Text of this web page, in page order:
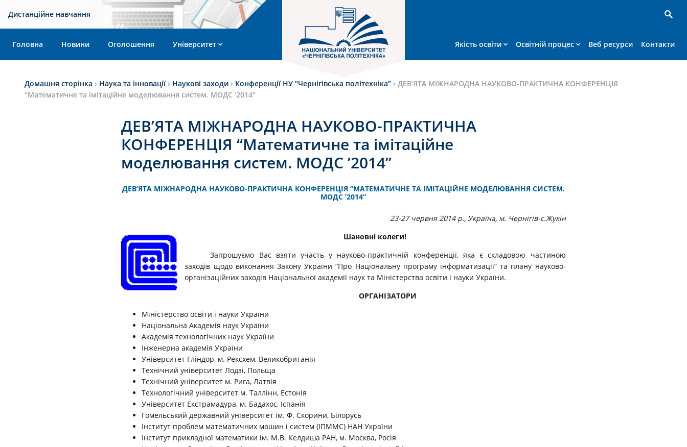
Дистанційне навчання
Головна Новини Оголошення Університет Якість освіти Освітній процес Веб ресурси Контакти
Домашня сторінка › Наука та інновації › Наукові заходи › Конференції НУ “Чернігівська політехніка” › ДЕВ’ЯТА МІЖНАРОДНА НАУКОВО-ПРАКТИЧНА КОНФЕРЕНЦІЯ
“Математичне та імітаційне моделювання систем. МОДС ’2014”
ДЕВ’ЯТА МІЖНАРОДНА НАУКОВО-ПРАКТИЧНА
КОНФЕРЕНЦІЯ “Математичне та імітаційне
моделювання систем. МОДС ’2014”
ДЕВ’ЯТА МІЖНАРОДНА НАУКОВО-ПРАКТИЧНА КОНФЕРЕНЦІЯ “МАТЕМАТИЧНЕ ТА ІМІТАЦІЙНЕ МОДЕЛЮВАННЯ СИСТЕМ.
МОДС ’2014”
23-27 червня 2014 р., Україна, м. Чернігів-с.Жукін
Шановні колеги!
Запрошуємо Вас взяти участь у науково-практичній конференції, яка є складовою частиною
заходів щодо виконання Закону України “Про Національну програму інформатизації” та плану науково-
організаційних заходів Національної академії наук та Міністерства освіти і науки України.
ОРГАНІЗАТОРИ
Міністерство освіти і науки України
Національна Академія наук України
Академія технологічних наук України
Інженерна академія України
Університет Гліндор, м. Рексхем, Великобританія
Технічний університет Лодзі, Польща
Технічний університет м. Рига, Латвія
Технологічний університет м. Таллінн, Естонія
Університет Екстрамадура, м. Бадахос, Іспанія
Гомельський державний університет ім. Ф. Скорини, Білорусь
Інститут проблем математичних машин і систем (ІПММС) НАН України
Інститут прикладної математики ім. М.В. Келдиша РАН, м. Москва, Росія